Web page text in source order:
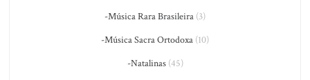
-Música Rara Brasileira (3)
-Música Sacra Ortodoxa (10)
-Natalinas(45)